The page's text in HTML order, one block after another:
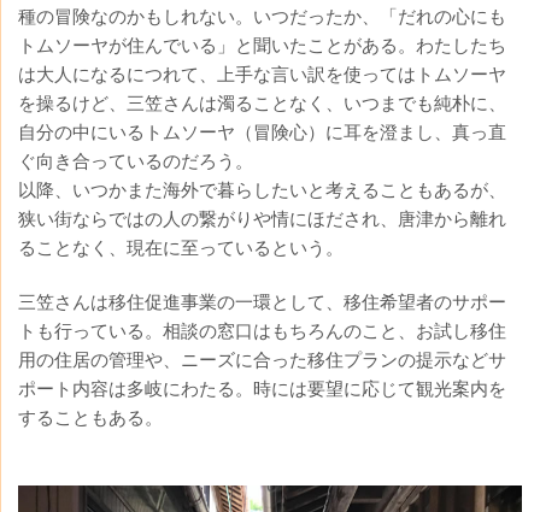
種の冒険なのかもしれない。いつだったか、「だれの心にも
トムソーヤが住んでいる」と聞いたことがある。わたしたち
は大人になるにつれて、上手な言い訳を使ってはトムソーヤ
を操るけど、三笠さんは濁ることなく、いつまでも純朴に、
自分の中にいるトムソーヤ（冒険心）に耳を澄まし、真っ直
ぐ向き合っているのだろう。
以降、いつかまた海外で暮らしたいと考えることもあるが、
狭い街ならではの人の繋がりや情にほだされ、唐津から離れ
ることなく、現在に至っているという。
三笠さんは移住促進事業の一環として、移住希望者のサポー
トも行っている。相談の窓口はもちろんのこと、お試し移住
用の住居の管理や、ニーズに合った移住プランの提示などサ
ポート内容は多岐にわたる。時には要望に応じて観光案内を
することもある。